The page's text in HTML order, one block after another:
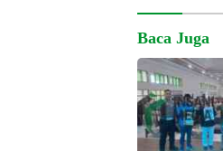
Baca Juga